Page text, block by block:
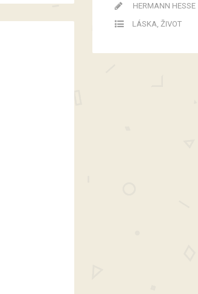
HERMANN HESSE
LÁSKA ŽIVOT